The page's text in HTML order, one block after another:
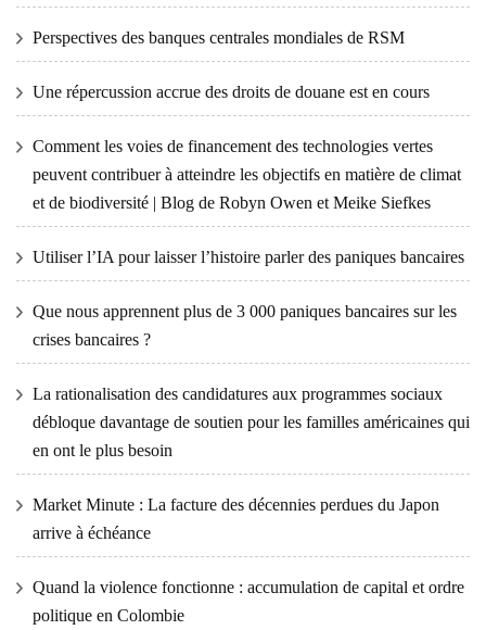
Perspectives des banques centrales mondiales de RSM
Une répercussion accrue des droits de douane est en cours
Comment les voies de financement des technologies vertes
peuvent contribuer à atteindre les objectifs en matière de climat
et de biodiversité | Blog de Robyn Owen et Meike Siefkes
Utiliser l’IA pour laisser l’histoire parler des paniques bancaires
Que nous apprennent plus de 3 000 paniques bancaires sur les
crises bancaires ?
La rationalisation des candidatures aux programmes sociaux
débloque davantage de soutien pour les familles américaines qui
en ont le plus besoin
Market Minute : La facture des décennies perdues du Japon
arrive à échéance
Quand la violence fonctionne : accumulation de capital et ordre
politique en Colombie